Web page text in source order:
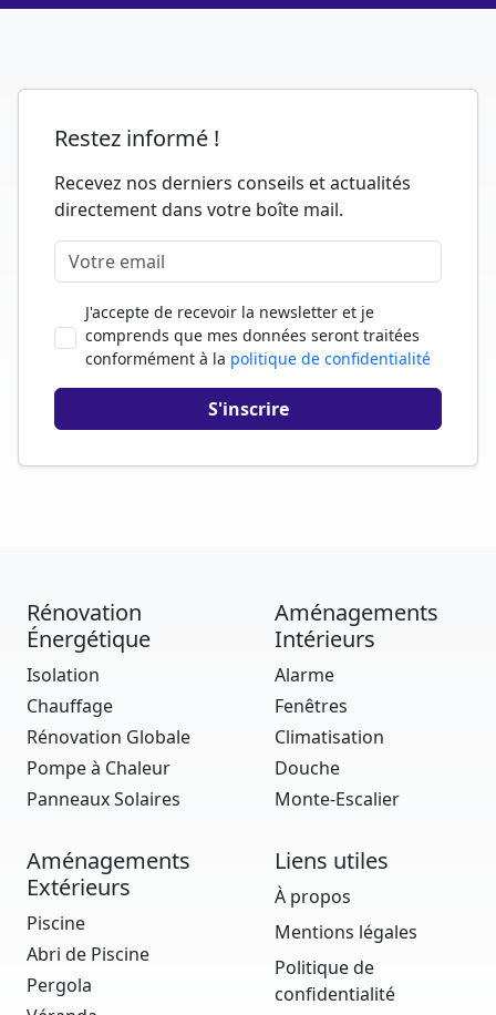
Restez informé !
Recevez nos derniers conseils et actualités
directement dans votre boîte mail.
J'accepte de recevoir la newsletter et je
comprends que mes données seront traitées
conformément à la politique de confidentialité
Rénovation
Énergétique
Isolation
Chauffage
Rénovation Globale
Pompe à Chaleur
Panneaux Solaires
Aménagements
Intérieurs
Alarme
Fenêtres
Climatisation
Douche
Monte-Escalier
Aménagements
Extérieurs
Piscine
Abri de Piscine
Pergola
Liens utiles
À propos
Mentions légales
Politique de
confidentialité